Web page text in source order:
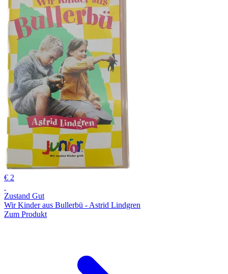
€ 2
Zustand Gut
Wir Kinder aus Bullerbü - Astrid Lindgren
Zum Produkt